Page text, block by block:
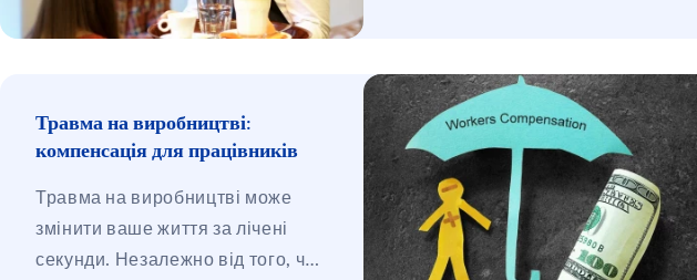
відносини, засновані на
трудовому договорі, чи,
наприклад, про один із типів угод
(правовий захист стосується
всіх працівників). Вимоги
працівника, який отримав
трудове каліцтво під час
Травма на виробництві:
компенсація для працівників
Травма на виробництві може
змінити ваше життя за лічені
секунди. Незалежно від того, чи